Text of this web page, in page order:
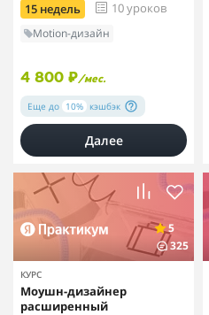
15 недель
10 уроков
Motion-дизайн
4 800 ₽/мес.
Еще до 10% кэшбэк
Далее
5
325
КУРС
Моушн-дизайнер
расширенный